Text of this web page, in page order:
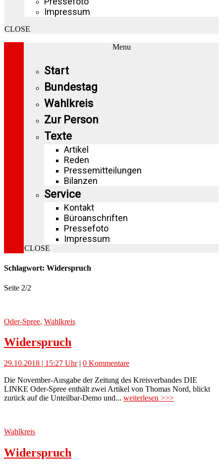
Impressum
CLOSE
Menu
Start
Bundestag
Wahlkreis
Zur Person
Texte
Artikel
Reden
Pressemitteilungen
Bilanzen
Service
Kontakt
Büroanschriften
Pressefoto
Impressum
CLOSE
Schlagwort: Widerspruch
Seite 2/2
Oder-Spree, Wahlkreis
Widerspruch
29.10.2018 | 15:27 Uhr| 0 Kommentare
Die November-Ausgabe der Zeitung des Kreisverbandes DIE
LINKE Oder-Spree enthält zwei Artikel von Thomas Nord, blickt
zurück auf die Unteilbar-Demo und... weiterlesen >>>
Wahlkreis
Widerspruch